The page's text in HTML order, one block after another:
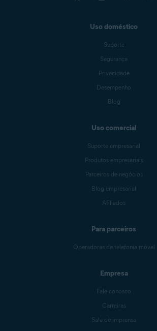
Uso doméstico
Suporte
Segurança
Privacidade
Desempenho
Blog
Uso comercial
Suporte empresarial
Produtos empresariais
Parceiros de negócios
Blog empresarial
Afiliados
Para parceiros
Operadoras de telefonia móvel
Empresa
Fale conosco
Carreiras
Sala de imprensa